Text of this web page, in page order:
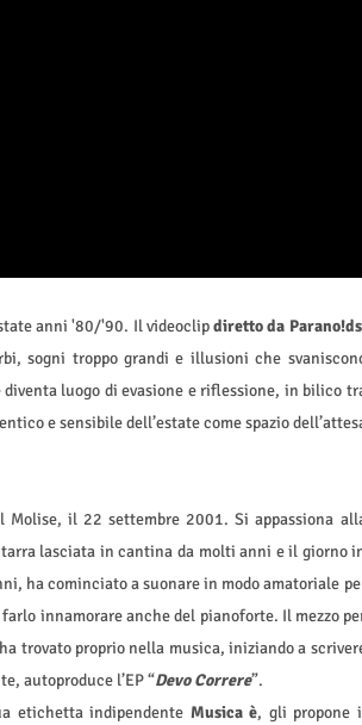
anni '80/'90. Il videoclipdiretto da Parano!ds
sogni troppo grandi e illusioni che
luogo di evasione e riflessione, in bilico
e sensibile dell’estate come spazio
Molise, il 22 settembre 2001. Si appassiona
lasciata in cantina da molti anni e il giorno
ha cominciato a suonare in modo amatoriale
innamorare anche del pianoforte. Il mezzo
trovato proprio nella musica, iniziando a
autoproduce l’EP “Devo Correre”.
etichetta indipendente Musica è, gli propone